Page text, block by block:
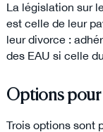
La législation sur
est celle de leur
leur divorce :
des EAU si celle
Options pour
Trois options sont